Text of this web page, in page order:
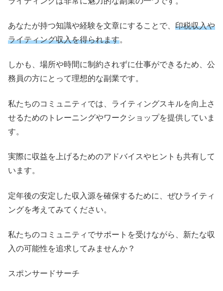
あなたが持つ知識や経験を文章にすることで、 印税収入や
ライティング収入を得られます。
しかも、場所や時間に制約されずに仕事ができるため、公
務員の方にとって理想的な副業です。
私たちのコミュニティでは、ライティングスキルを向上さ
せるためのトレーニングやワークショップを提供していま
す。
実際に収益を上げるためのアドバイスやヒントも共有して
います。
定年後の安定した収入源を確保するために、ぜひライティ
ングを考えてみてください。
私たちのコミュニティでサポートを受けながら、新たな収
入の可能性を追求してみませんか？
スポンサードサーチ